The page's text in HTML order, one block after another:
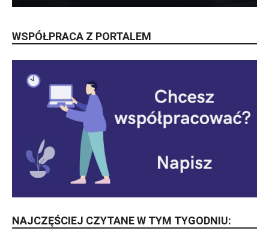
WSPÓŁPRACA Z PORTALEM
NAJCZĘŚCIEJ CZYTANE W TYM TYGODNIU: